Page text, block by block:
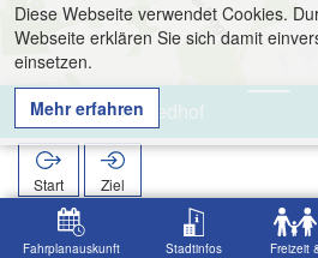
Fahrplanauskunft Stadtinfos
Freizeit
Mussum, Friedhof
Start
Ziel
Suche Mussum, Friedhof
Diese Webseite verwendet Cookies.
Webseite erklären Sie sich damit
einsetzen.
Mehr erfahren